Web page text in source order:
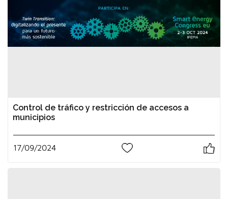
Control de tráfico y restricción de accesos a
municipios
17/09/2024